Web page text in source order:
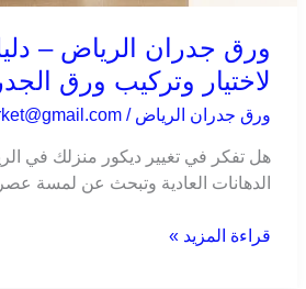
ورق جدران الرياض –
لاختيار وتركيب ورق
ورق جدران الرياض /
هل تفكر في تغيير ديكور منزلك في
الدهانات العادية وتبحث عن لمسة
قراءة المزيد »